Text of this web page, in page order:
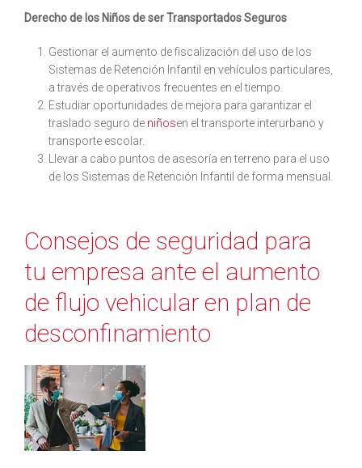
Derecho de los Niños de ser Transportados Seguros
Gestionar el aumento de fiscalización del uso de los
Sistemas de Retención Infantil en vehículos particulares,
a través de operativos frecuentes en el tiempo.
Estudiar oportunidades de mejora para garantizar el
traslado seguro de niñosen el transporte interurbano y
transporte escolar.
Llevar a cabo puntos de asesoría en terreno para el uso
de los Sistemas de Retención Infantil de forma mensual.
Consejos de seguridad para
tu empresa ante el aumento
de flujo vehicular en plan de
desconfinamiento